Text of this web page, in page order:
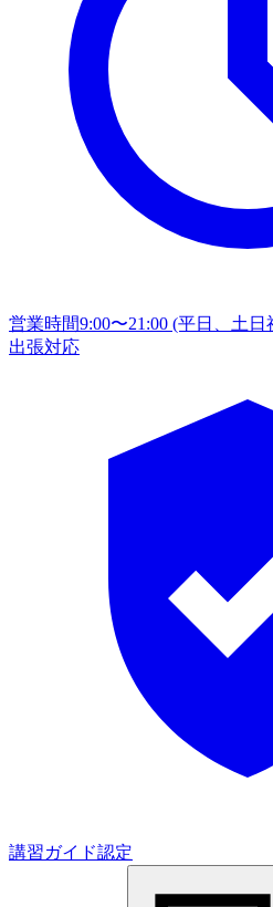
営業時間9:00〜21:00 (平日、土
出張対応
講習ガイド認定